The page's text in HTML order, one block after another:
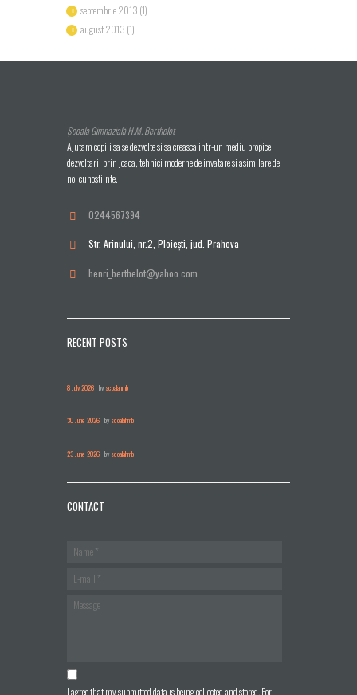
septembrie 2013 (1)
august 2013 (1)
Școala Gimnazială H.M. Berthelot
Ajutam copiii sa se dezvolte si sa creasca intr-un mediu propice
dezvoltarii prin joaca, tehnici moderne de invatare si asimilare de
noi cunostiinte.
0244567394
Str. Arinului, nr.2, Ploieşti, jud. Prahova
henri_berthelot@yahoo.com
RECENT POSTS
8 July 2026 by scoalahmb
30 June 2026 by scoalahmb
23 June 2026 by scoalahmb
CONTACT
I agree that my submitted data is being collected and stored. For